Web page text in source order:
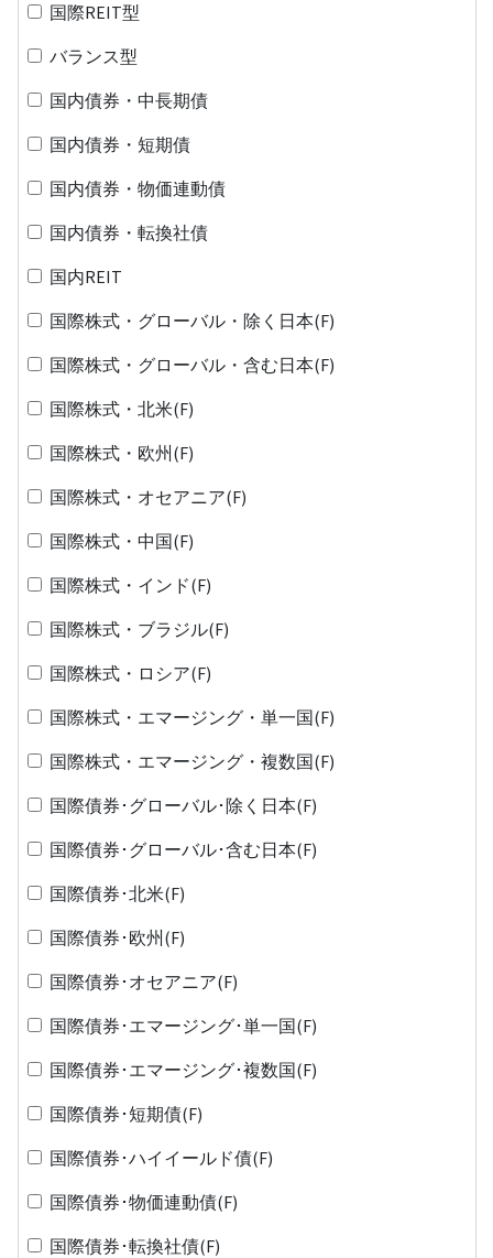
国際REIT型
バランス型
国内債券・中長期債
国内債券・短期債
国内債券・物価連動債
国内債券・転換社債
国内REIT
国際株式・グローバル・除く日本(F)
国際株式・グローバル・含む日本(F)
国際株式・北米(F)
国際株式・欧州(F)
国際株式・オセアニア(F)
国際株式・中国(F)
国際株式・インド(F)
国際株式・ブラジル(F)
国際株式・ロシア(F)
国際株式・エマージング・単一国(F)
国際株式・エマージング・複数国(F)
国際債券･グローバル･除く日本(F)
国際債券･グローバル･含む日本(F)
国際債券･北米(F)
国際債券･欧州(F)
国際債券･オセアニア(F)
国際債券･エマージング･単一国(F)
国際債券･エマージング･複数国(F)
国際債券･短期債(F)
国際債券･ハイイールド債(F)
国際債券･物価連動債(F)
国際債券･転換社債(F)